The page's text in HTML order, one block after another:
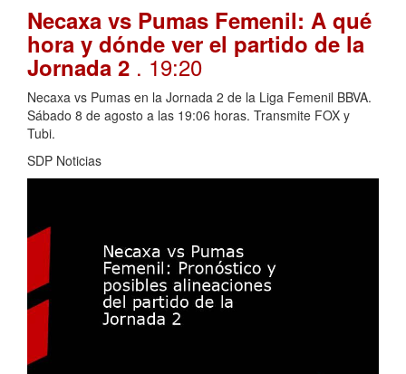
Necaxa vs Pumas Femenil: A qué
hora y dónde ver el partido de la
Jornada 2 . 19:20
Necaxa vs Pumas en la Jornada 2 de la Liga Femenil BBVA.
Sábado 8 de agosto a las 19:06 horas. Transmite FOX y
Tubi.
SDP Noticias